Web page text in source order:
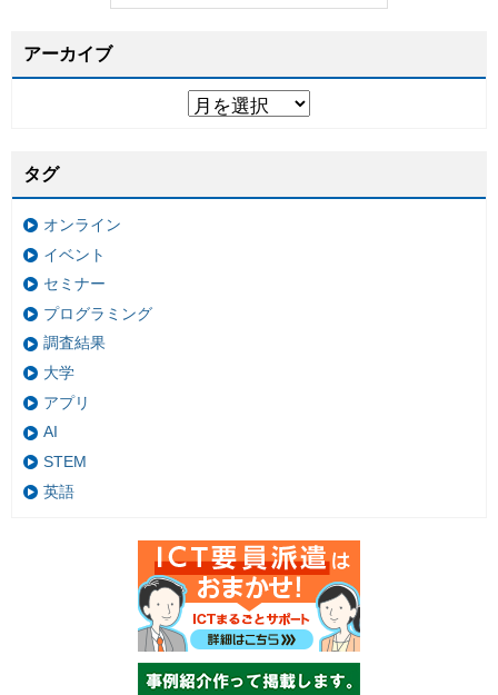
アーカイブ
タグ
オンライン
イベント
セミナー
プログラミング
調査結果
大学
アプリ
AI
STEM
英語